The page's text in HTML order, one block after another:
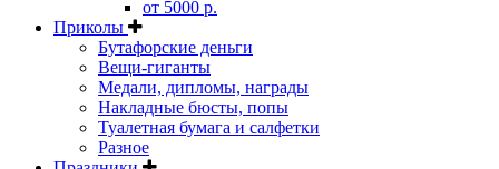
от 5000 р.
Приколы
Бутафорские деньги
Вещи-гиганты
Медали, дипломы, награды
Накладные бюсты, попы
Туалетная бумага и салфетки
Разное